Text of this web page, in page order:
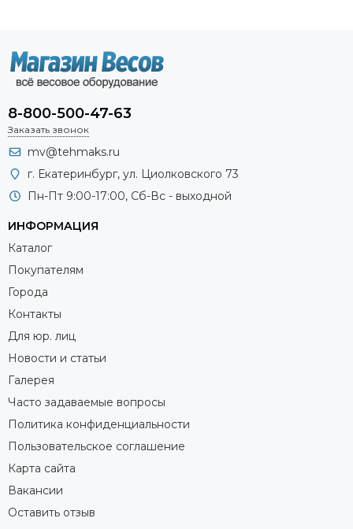
8-800-500-47-63
Заказать звонок
mv@tehmaks.ru
г. Екатеринбург, ул. Циолковского 73
Пн-Пт 9:00-17:00, Сб-Вс - выходной
ИНФОРМАЦИЯ
Каталог
Покупателям
Города
Контакты
Для юр. лиц
Новости и статьи
Галерея
Часто задаваемые вопросы
Политика конфиденциальности
Пользовательское соглашение
Карта сайта
Вакансии
Оставить отзыв